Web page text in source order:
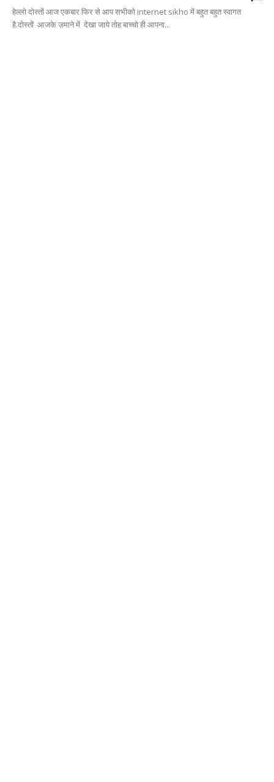
हेल्लो दोस्तों आज एकबार फिर से आप सभीको internet sikho में बहुत बहुत स्वागत
है.दोस्तों आजके ज़माने में देखा जाये तोह बाच्चो ही आपना...